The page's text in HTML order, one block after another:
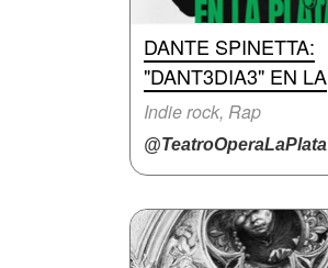
DANTE SPINETTA:
"DANT3DIA3" EN LA
Indie rock, Rap
@TeatroOperaLaPlata